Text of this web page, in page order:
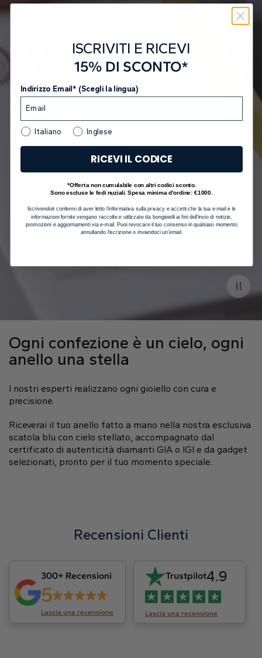
Ogni confezione è un cielo, ogni
anello una stella
I nostri esperti realizzano ogni gioiello con cura e
precisione.
Riceverai il tuo anello fatto a mano nella nostra esclusiva
scatola blu con cielo stellato, accompagnato dal
certificato di autenticità diamanti GIA o IGI e da gadget
selezionati, pronto per il tuo momento speciale.
Recensioni Clienti
300+ Recensioni
5
Lascia una recensione
Trustpilot4.9
Lascia una recensione
ISCRIVITI E RICEVI
15% DI SCONTO*
Indirizzo Email* (Scegli la lingua)
Italiano Inglese
RICEVI IL CODICE
*Offerta non cumulabile con altri codici sconto.
Sono escluse le fedi nuziali. Spesa minima d’ordine: €1000.
Iscrivendoti confermi di aver letto l’informativa sulla privacy e accetti che la tua e-mail e le
informazioni fornite vengano raccolte e utilizzate da bongioielli ai fini dell’invio di notizie,
promozioni e aggiornamenti via e-mail. Puoi revocare il tuo consenso in qualsiasi momento
annullando l’iscrizione o inviandoci un’email.